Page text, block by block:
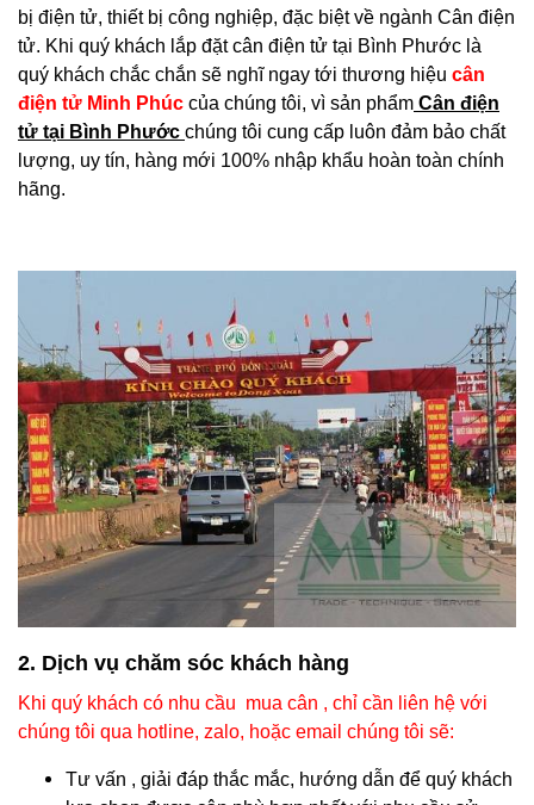
bị điện tử, thiết bị công nghiệp, đặc biệt về ngành Cân điện
tử. Khi quý khách lắp đặt cân điện tử tại Bình Phước là
quý khách chắc chắn sẽ nghĩ ngay tới thương hiệu cân
điện tử Minh Phúc của chúng tôi, vì sản phẩm Cân điện
tử tại Bình Phước chúng tôi cung cấp luôn đảm bảo chất
lượng, uy tín, hàng mới 100% nhập khẩu hoàn toàn chính
hãng.
2. Dịch vụ chăm sóc khách hàng
Khi quý khách có nhu cầu mua cân , chỉ cần liên hệ với
chúng tôi qua hotline, zalo, hoặc email chúng tôi sẽ:
Tư vấn , giải đáp thắc mắc, hướng dẫn để quý khách